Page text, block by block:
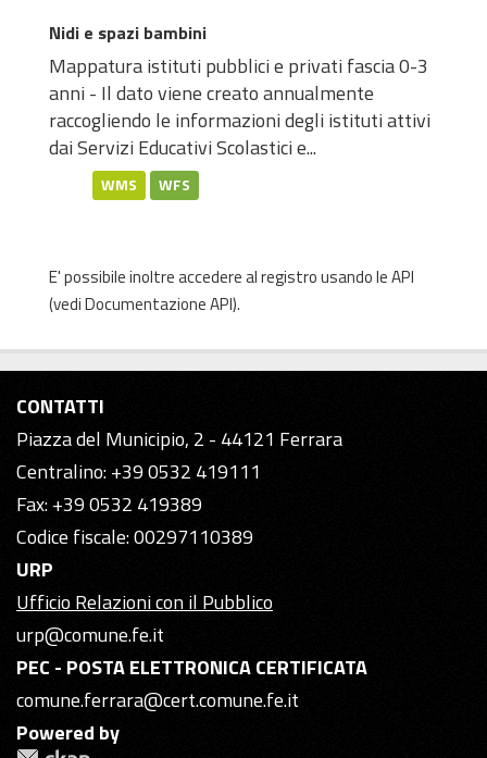
Nidi e spazi bambini
Mappatura istituti pubblici e privati fascia 0-3
anni - Il dato viene creato annualmente
raccogliendo le informazioni degli istituti attivi
dai Servizi Educativi Scolastici e...
WMS WFS
E' possibile inoltre accedere al registro usando leAPI
(vediDocumentazione API).
CONTATTI
Piazza del Municipio, 2 - 44121 Ferrara
Centralino: +39 0532 419111
Fax: +39 0532 419389
Codice fiscale: 00297110389
URP
Ufficio Relazioni con il Pubblico
urp@comune.fe.it
PEC - POSTA ELETTRONICA CERTIFICATA
comune.ferrara@cert.comune.fe.it
Powered by